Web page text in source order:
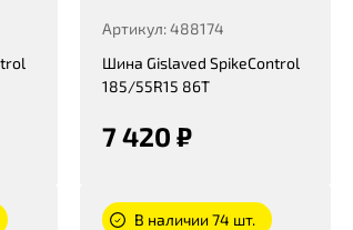
Артикул: 488174
Шина Gislaved SpikeControl
185/55R15 86T
7 420 ₽
В наличии 74 шт.